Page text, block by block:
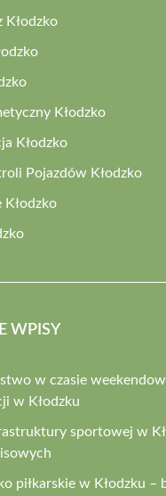
Kłodzko
Kłodzko
Kłodzko
Pojazdów Kłodzko
Kłodzko
WPISY
w czasie
w Kłodzku
sportowej w
piłkarskie w Kłodzku –